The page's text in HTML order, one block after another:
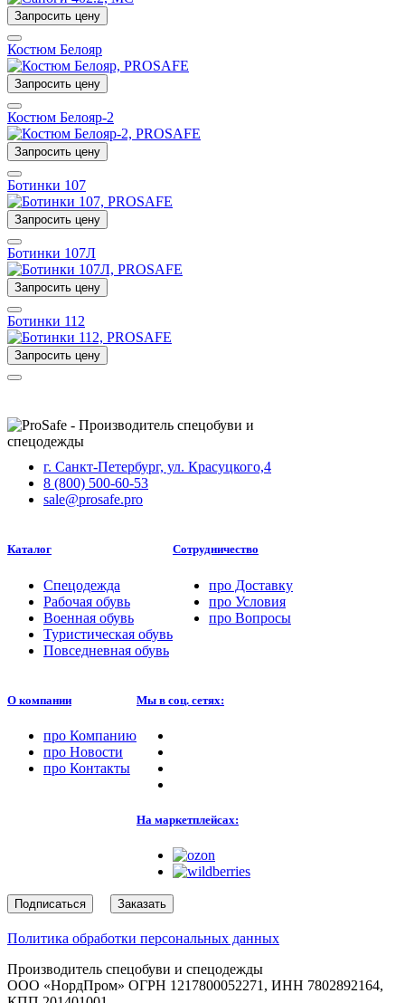
Запросить цену
Костюм Белояр
Запросить цену
Костюм Белояр-2
Запросить цену
Ботинки 107
Запросить цену
Ботинки 107Л
Запросить цену
Ботинки 112
Запросить цену
г. Санкт-Петербург, ул. Красуцкого,4
8 (800) 500-60-53
sale@prosafe.pro
Каталог
Спецодежда
Рабочая обувь
Военная обувь
Туристическая обувь
Повседневная обувь
Сотрудничество
про Доставку
про Условия
про Вопросы
О компании
про Компанию
про Новости
про Контакты
Мы в соц. сетях:
На маркетплейсах:
Подписаться Заказать
Политика обработки персональных данных
Производитель спецобуви и спецодежды
ООО «НордПром» ОГРН 1217800052271, ИНН 7802892164,